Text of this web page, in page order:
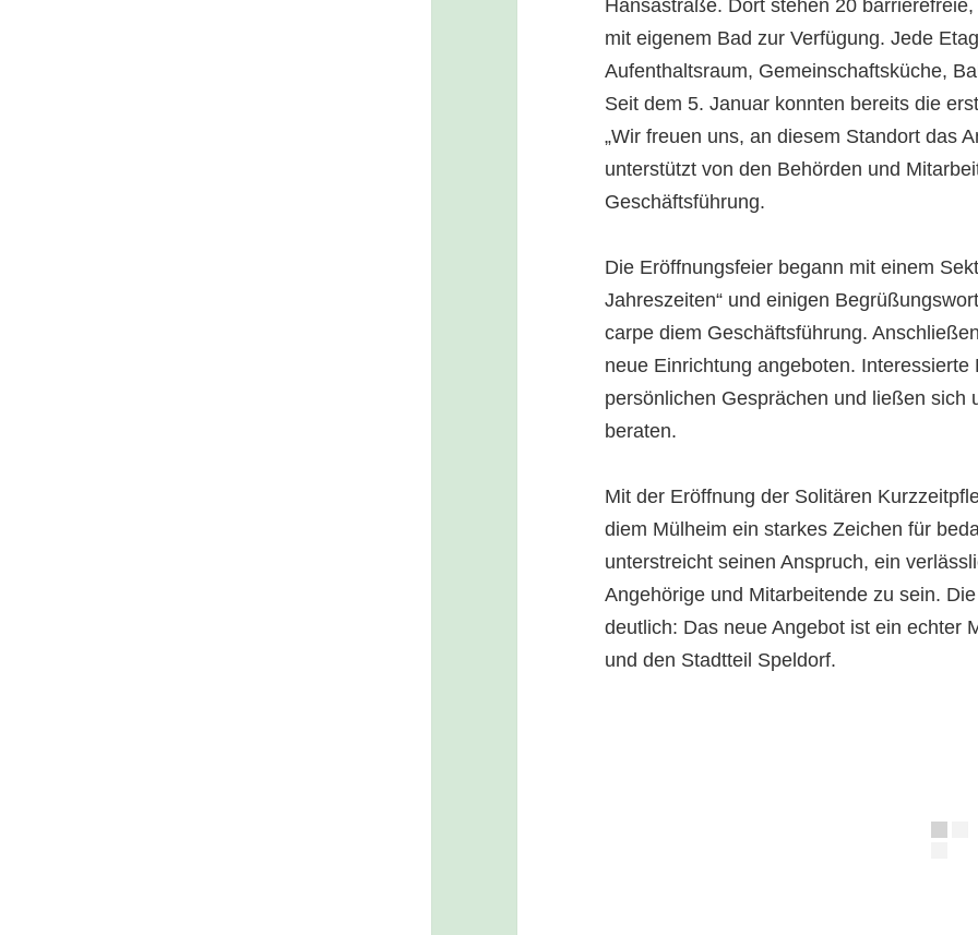
Hansastraße. Dort stehen 20
mit eigenem Bad zur Verfügung. Jede
Aufenthaltsraum, Gemeinschaftsküche,
Seit dem 5. Januar konnten bereits die
„Wir freuen uns, an diesem Standort das
unterstützt von den Behörden und
Geschäftsführung.
Die Eröffnungsfeier begann mit einem
Jahreszeiten“ und einigen
carpe diem Geschäftsführung.
neue Einrichtung angeboten.
persönlichen Gesprächen und ließen sich
beraten.
Mit der Eröffnung der Solitären
diem Mülheim ein starkes Zeichen für
unterstreicht seinen Anspruch, ein
Angehörige und Mitarbeitende zu sein.
deutlich: Das neue Angebot ist ein echter
und den Stadtteil Speldorf.